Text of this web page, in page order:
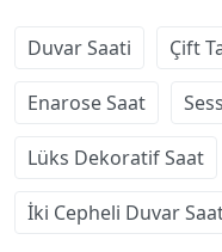
Duvar Saati Çift
Enarose Saat
Lüks Dekoratif Saat
İki Cepheli Duvar